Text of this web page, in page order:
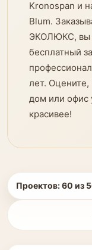
Kronospan и
Blum.
ЭКОЛЮКС, вы
бесплатный
лет.
дом или офис
красивее!
Проектов:60 из